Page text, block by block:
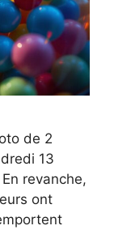
de 2
13
revanche,
ont